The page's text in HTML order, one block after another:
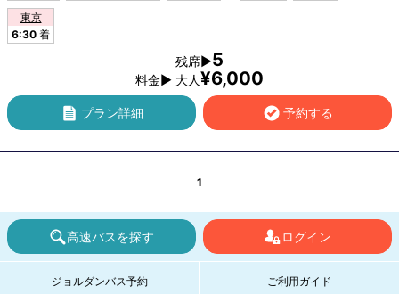
東京
6:30 着
残席▶5
料金▶ 大人¥6,000
プラン詳細 予約する
1
高速バスを探す ログイン
ジョルダンバス予約 ご利用ガイド